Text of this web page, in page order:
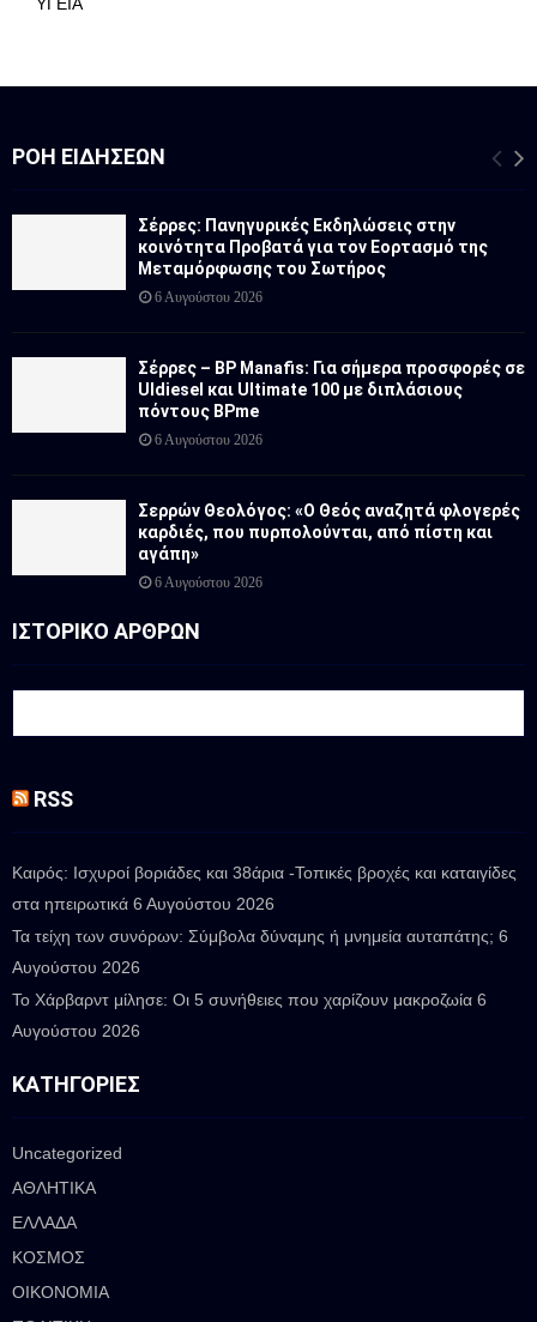
ΡΟΉ ΕΙΔΉΣΕΩΝ
Σέρρες: Πανηγυρικές Εκδηλώσεις στην
κοινότητα Προβατά για τον Εορτασμό της
Μεταμόρφωσης του Σωτήρος
6 Αυγούστου 2026
Σέρρες – BP Manafis: Για σήμερα προσφορές σε
Uldiesel και Ultimate 100 με διπλάσιους
πόντους BPme
6 Αυγούστου 2026
Σερρών Θεολόγος: «Ο Θεός αναζητά φλογερές
καρδιές, που πυρπολούνται, από πίστη και
αγάπη»
6 Αυγούστου 2026
ΙΣΤΟΡΙΚΟ ΑΡΘΡΩΝ
RSS
Καιρός: Ισχυροί βοριάδες και 38άρια -Τοπικές βροχές και καταιγίδες
στα ηπειρωτικά 6 Αυγούστου 2026
Τα τείχη των συνόρων: Σύμβολα δύναμης ή μνημεία αυταπάτης; 6
Αυγούστου 2026
Το Χάρβαρντ μίλησε: Οι 5 συνήθειες που χαρίζουν μακροζωία 6
Αυγούστου 2026
ΚΑΤΗΓΟΡΊΕΣ
Uncategorized
ΑΘΛΗΤΙΚΑ
ΕΛΛΑΔΑ
ΚΟΣΜΟΣ
ΟΙΚΟΝΟΜΙΑ